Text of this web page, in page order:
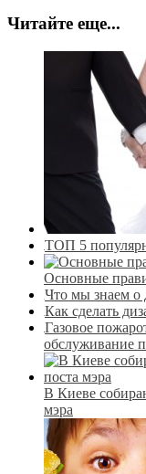
Читайте еще...
ТОП 5
Основные
Что мы знаем о
Как сделать
Газовое
обслуживание
В Киеве
мэра